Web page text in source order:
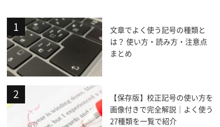
文章でよく使う記号の種類と
は？ 使い方・読み方・注意点
まとめ
【保存版】校正記号の使い方を
画像付きで完全解説｜よく使う
27種類を一覧で紹介